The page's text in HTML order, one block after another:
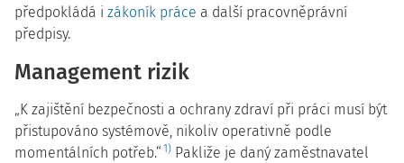
předpokládá i zákoník práce a další pracovněprávní
předpisy.
Management rizik
„K zajištění bezpečnosti a ochrany zdraví při práci musí být
přistupováno systémově, nikoliv operativně podle
momentálních potřeb.“ 1) Pakliže je daný zaměstnavatel